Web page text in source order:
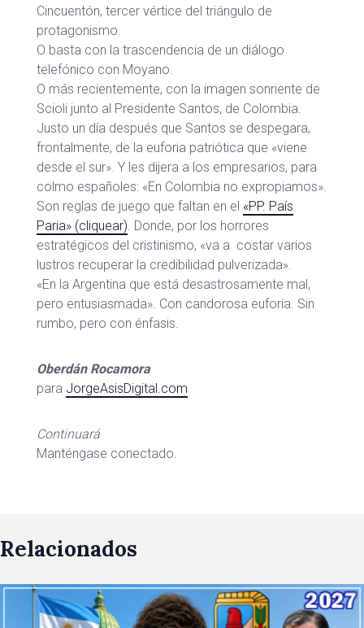
Cincuentón, tercer vértice del triángulo de
protagonismo.
O basta con la trascendencia de un diálogo
telefónico con Moyano.
O más recientemente, con la imagen sonriente de
Scioli junto al Presidente Santos, de Colombia.
Justo un día después que Santos se despegara,
frontalmente, de la euforia patriótica que «viene
desde el sur». Y les dijera a los empresarios, para
colmo españoles: «En Colombia no expropiamos».
Son reglas de juego que faltan en el «PP. País
Paria» (cliquear). Donde, por los horrores
estratégicos del cristinismo, «va a costar varios
lustros recuperar la credibilidad pulverizada».
«En la Argentina que está desastrosamente mal,
pero entusiasmada». Con candorosa euforia. Sin
rumbo, pero con énfasis.
Oberdán Rocamora
para JorgeAsisDigital.com
Continuará
Manténgase conectado.
Relacionados